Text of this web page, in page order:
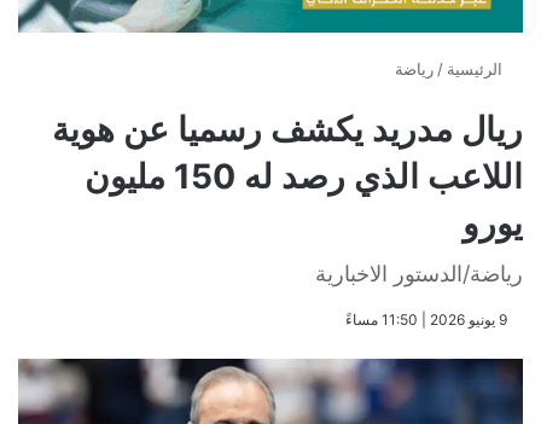
الرئيسية / رياضة
ريال مدريد يكشف رسميا عن هوية
اللاعب الذي رصد له 150 مليون
يورو
رياضة/الدستور الاخبارية
​9 يونيو 2026 | 11:50 مساءً